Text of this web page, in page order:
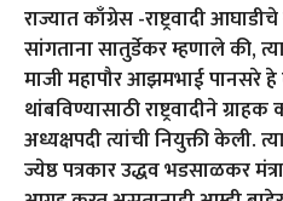
राज्यात काँग्रेस -राष्ट्रवादी
सांगताना सातुर्डेकर म्हणाले की,
माजी महापौर आझमभाई पानसरे हे
थांबविण्यासाठी राष्ट्रवादीने
अध्यक्षपदी त्यांची नियुक्ती केली.
ज्येष्ठ पत्रकार उद्धव भडसाळकर